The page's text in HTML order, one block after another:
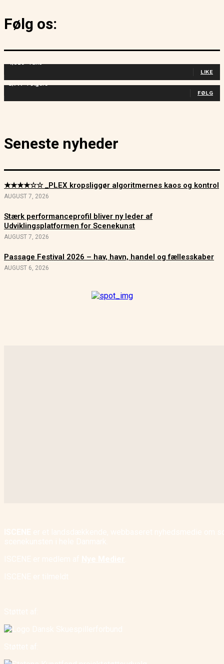
Følg os:
4,829 Fans
LIKE
2,714 Følgere
FØLG
Seneste nyheder
★★★★☆☆ _PLEX kropsliggør algoritmernes kaos og kontrol
AUGUST 7, 2026
Stærk performanceprofil bliver ny leder af
Udviklingsplatformen for Scenekunst
AUGUST 7, 2026
Passage Festival 2026 – hav, havn, handel og fællesskaber
AUGUST 6, 2026